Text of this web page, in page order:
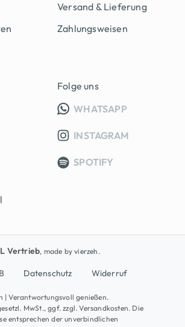
Versand & Lieferung
Zahlungsweisen
Folge uns
WHATSAPPINFO
INSTAGRAM
SPOTIFY
Vertrieb, made byvierzeh.
Datenschutz Widerruf
| Verantwortungsvoll genießen.
MwSt., ggf. zzgl. Versandkosten. Die
entsprechen der unverbindlichen